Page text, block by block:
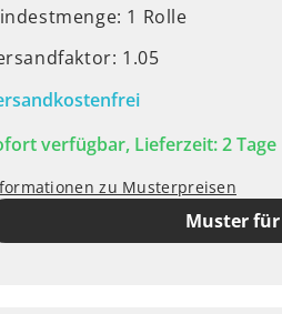
1 Rolle
1.05
verfügbar, Lieferzeit: 2 Tage
zu Musterpreisen
Muster für